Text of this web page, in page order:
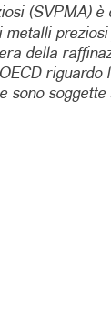
(SVPMA) è
della
riguardo
sono